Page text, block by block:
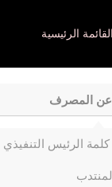
القائمة الرئيسية
عن المصرف
كلمة الرئيس
المنتدب